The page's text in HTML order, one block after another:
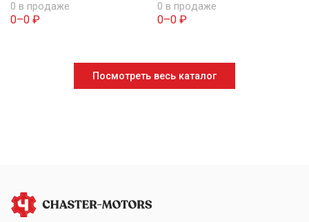
0 в продаже
0–0 ₽
0 в продаже
0–0 ₽
Посмотреть весь каталог